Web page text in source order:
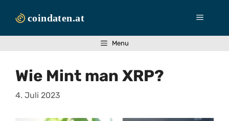
Inhalt
Menü
Menu
Wie Mint man XRP?
4. Juli 2023